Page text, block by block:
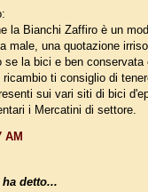
la Bianchi Zaffiro è un
male, una quotazione
se la bici e ben conservata
ti consiglio di
sui vari siti di bici
i Mercatini di settore.
AM
detto...